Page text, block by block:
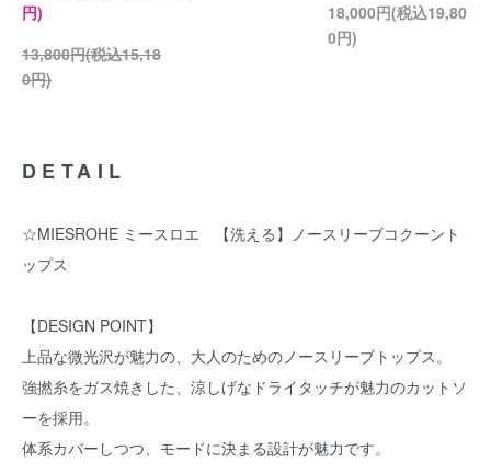
円)
13,800円(税込15,18
0円)
18,000円(税込19,80
0円)
DETAIL
☆MIESROHE ミースロエ 【洗える】ノースリーブコクーント
ップス
【DESIGN POINT】
上品な微光沢が魅力の、大人のためのノースリーブトップス。
強撚糸をガス焼きした、涼しげなドライタッチが魅力のカットソ
ーを採用。
体系カバーしつつ、モードに決まる設計が魅力です。